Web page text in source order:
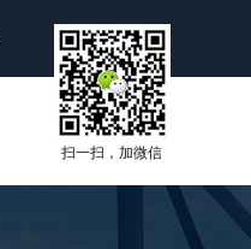
扫一扫，加微信